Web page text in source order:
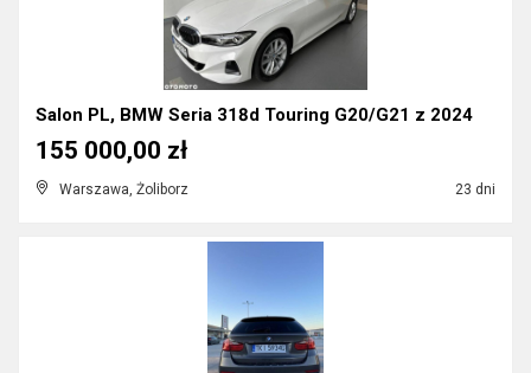
Salon PL, BMW Seria 318d Touring G20/G21 z 2024
Warszawa, Żoliborz 23 dni
155 000,00 zł